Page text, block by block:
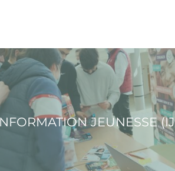
JEUNESSE
page L’information Jeunesse (IJ)